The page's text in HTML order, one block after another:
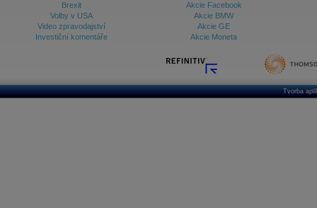
Brexit
Volby v USA
Video zpravodajství
Investiční komentáře
Akcie Facebook
Akcie BMW
Akcie GE
Akcie Moneta
Tvorba